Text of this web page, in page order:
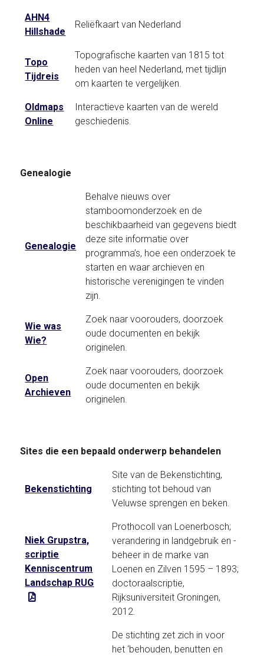
AHN4
Hillshade
Reliëfkaart van Nederland
Topo
Tijdreis
Topografische kaarten van 1815 tot
heden van heel Nederland, met tijdlijn
om kaarten te vergelijken.
Oldmaps
Online
Interactieve kaarten van de wereld
geschiedenis.
Genealogie
Genealogie
Behalve nieuws over
stamboomonderzoek en de
beschikbaarheid van gegevens biedt
deze site informatie over
programma’s, hoe een onderzoek te
starten en waar archieven en
historische verenigingen te vinden
zijn.
Wie was
Wie?
Zoek naar voorouders, doorzoek
oude documenten en bekijk
originelen.
Open
Archieven
Zoek naar voorouders, doorzoek
oude documenten en bekijk
originelen.
Sites die een bepaald onderwerp behandelen
Bekenstichting
Site van de Bekenstichting,
stichting tot behoud van
Veluwse sprengen en beken.
Niek Grupstra,
scriptie
Kenniscentrum
Landschap RUG
Prothocoll van Loenerbosch;
verandering in landgebruik en -
beheer in de marke van
Loenen en Zilven 1595 – 1893;
doctoraalscriptie,
Rijksuniversiteit Groningen,
2012.
De stichting zet zich in voor
het ‘behouden, benutten en